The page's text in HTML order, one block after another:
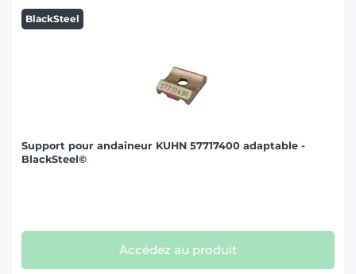
BlackSteel
Support pour andaineur KUHN 57717400 adaptable -
BlackSteel©
Accédez au produit